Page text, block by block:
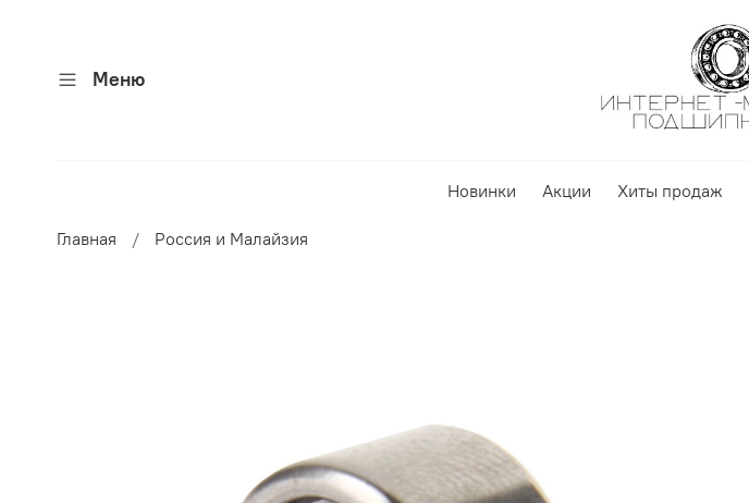
Меню
Новинки Акции Хиты продаж
Главная Россия и Малайзия